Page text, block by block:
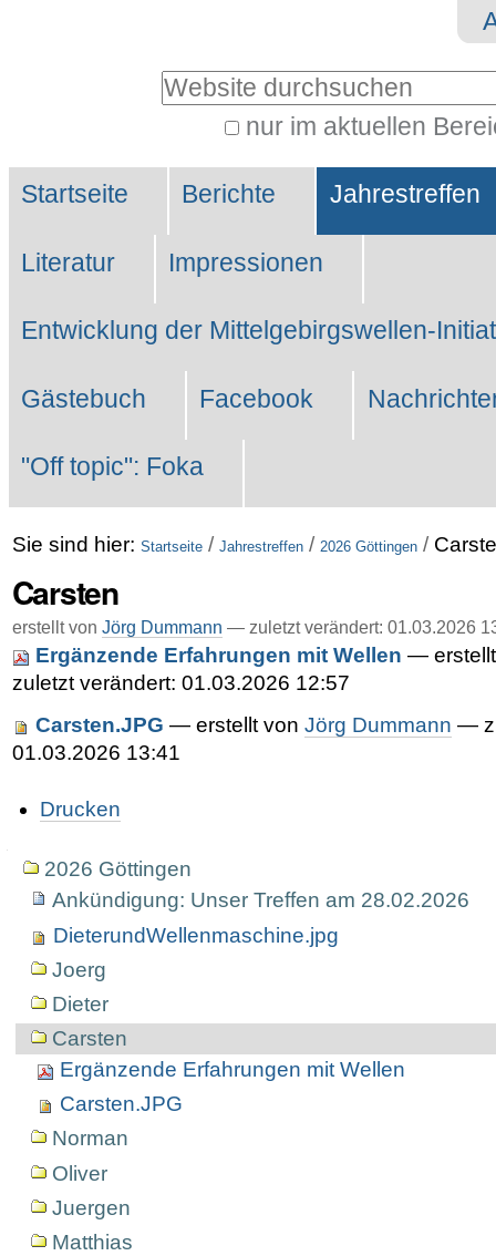
Direkt
zur
Navigation
Website durchsuchen
nur im aktuellen
Suche…
Sektionen
Startseite Berichte Jahrestreffen
Literatur Impressionen
Entwicklung der Mittelgebirgswellen-
Gästebuch Facebook
"Off topic": Foka
Sie sind hier: Startseite / Jahrestreffen / 2026 Göttingen /
Carsten
erstellt von Jörg Dummann — zuletzt verändert: 01.03.2026
Ergänzende Erfahrungen mit Wellen —
zuletzt verändert: 01.03.2026 12:57
Carsten.JPG — erstellt von Jörg Dummann —
01.03.2026 13:41
Drucken
Navigation2026 Göttingen
Ankündigung: Unser Treffen am 28.02.2026
DieterundWellenmaschine.jpg
Joerg
Dieter
Carsten
Ergänzende Erfahrungen mit Wellen
Carsten.JPG
Norman
Oliver
Juergen
Matthias